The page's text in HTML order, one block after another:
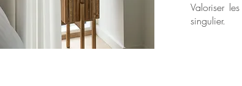
Valoriser
singulier.